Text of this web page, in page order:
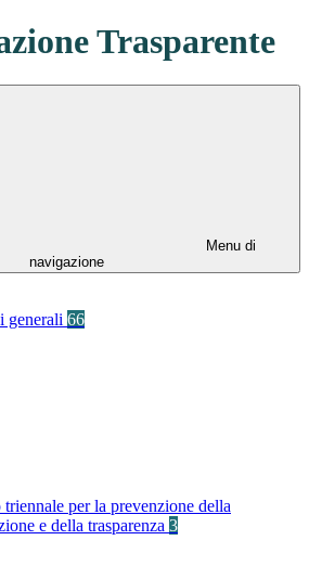
Trasparente
Menu di
navigazione
generali 66
triennale per la prevenzione della
e della trasparenza 3